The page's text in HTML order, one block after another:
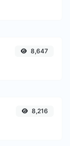
8,647
8,216